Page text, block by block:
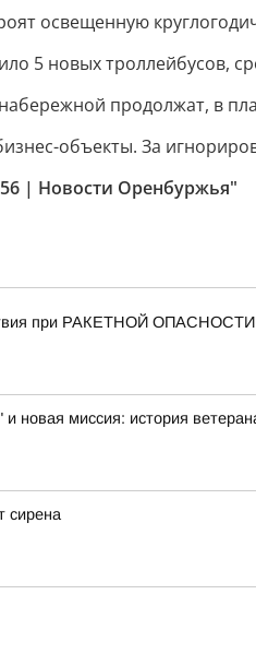
освещенную
5 новых троллейбусов,
продолжат, в
объекты. За
| Новости Оренбуржья"
при РАКЕТНОЙ
и новая миссия: история
сирена